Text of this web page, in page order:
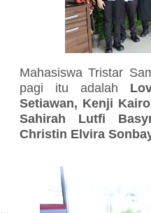
Mahasiswa Tristar
pagi itu adalah
Setiawan, Kenji
Sahirah Lutfi
Christin Elvira